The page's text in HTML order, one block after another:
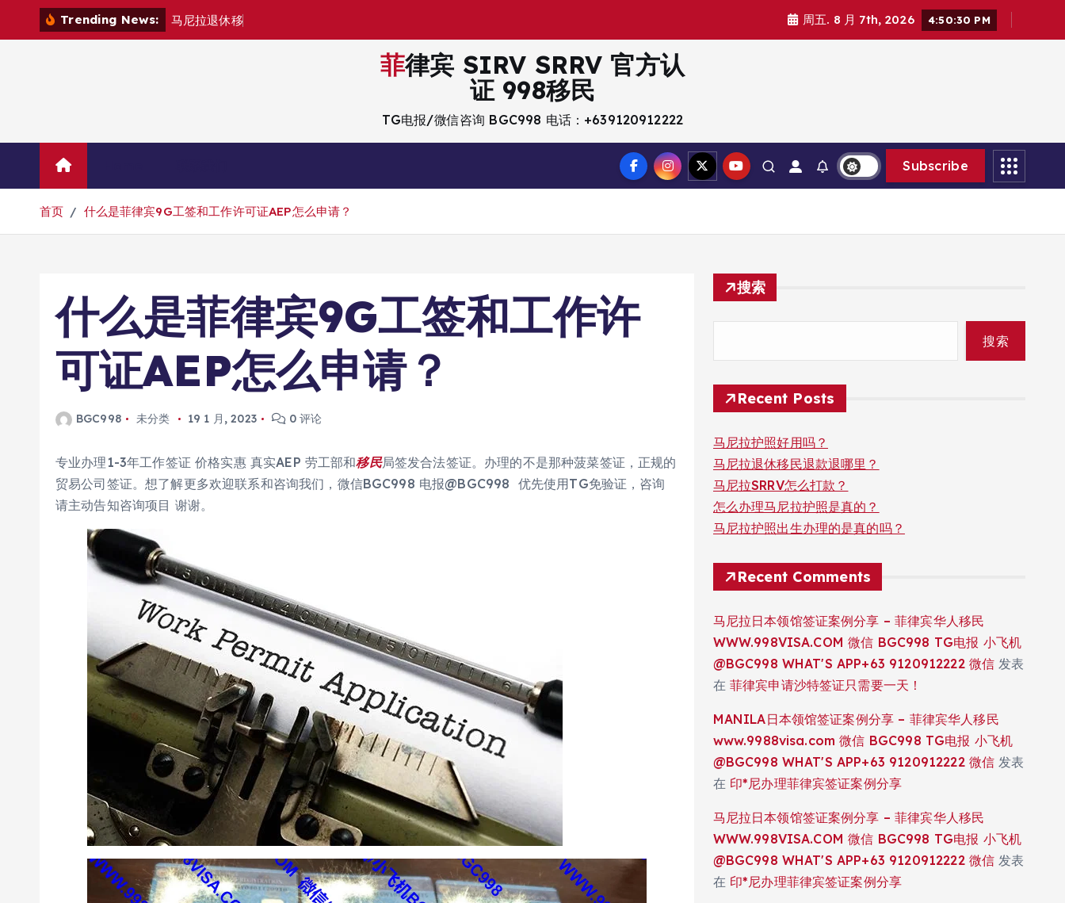
Trending News: 马 尼拉退休移 周五. 8 月 7th, 2026 4:50:32 PM
菲律宾 SIRV SRRV 官方认
证 998移民
TG电报/微信咨询 BGC998 电话：+639120912222
Subscribe
首页 什么是菲律宾9G工签和工作许可证AEP怎么申请？
什么是菲律宾9G工签和工作许
可证AEP怎么申请？
BGC998 未分类 19 1 月, 2023 0 评论
专业办理1-3年工作签证 价格实惠 真实AEP 劳工部和移民局签发合法签证。办理的不是那种菠菜签证，正规的
贸易公司签证。想了解更多欢迎联系和咨询我们，微信BGC998 电报@BGC998 优先使用TG免验证，咨询
请主动告知咨询项目 谢谢。
搜索
搜索
Recent Posts
马尼拉护照好用吗？
马尼拉退休移民退款退哪里？
马尼拉SRRV怎么打款？
怎么办理马尼拉护照是真的？
马尼拉护照出生办理的是真的吗？
Recent Comments
马尼拉日本领馆签证案例分享 – 菲律宾华人移民
WWW.998VISA.COM 微信 BGC998 TG电报 小飞机
@BGC998 WHAT'S APP+63 9120912222 微信 发表
在 菲律宾申请沙特签证只需要一天！
MANILA日本领馆签证案例分享 – 菲律宾华人移民
www.9988visa.com 微信 BGC998 TG电报 小飞机
@BGC998 WHAT'S APP+63 9120912222 微信 发表
在 印*尼办理菲律宾签证案例分享
马尼拉日本领馆签证案例分享 – 菲律宾华人移民
WWW.998VISA.COM 微信 BGC998 TG电报 小飞机
@BGC998 WHAT'S APP+63 9120912222 微信 发表
在 印*尼办理菲律宾签证案例分享